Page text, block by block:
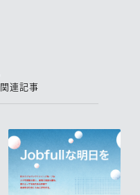
関連記事